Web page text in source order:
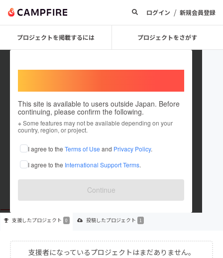
ログイン / 新規会員登録
プロジェクトを掲載するには プロジェクトをさがす
This site is available to users outside Japan. Before
continuing, please confirm the following.
※ Some features may not be available depending on your
country, region, or project.
I agree to the Terms of Use and Privacy Policy.
I agree to the International Support Terms.
Continue
nobuhirohangover
これまでに1件のプロジェクトを投稿しています
在住国：未設定
出身国：未設定
支援したプロジェクト 0 投稿したプロジェクト 1
支援者になっているプロジェクトはまだありません。